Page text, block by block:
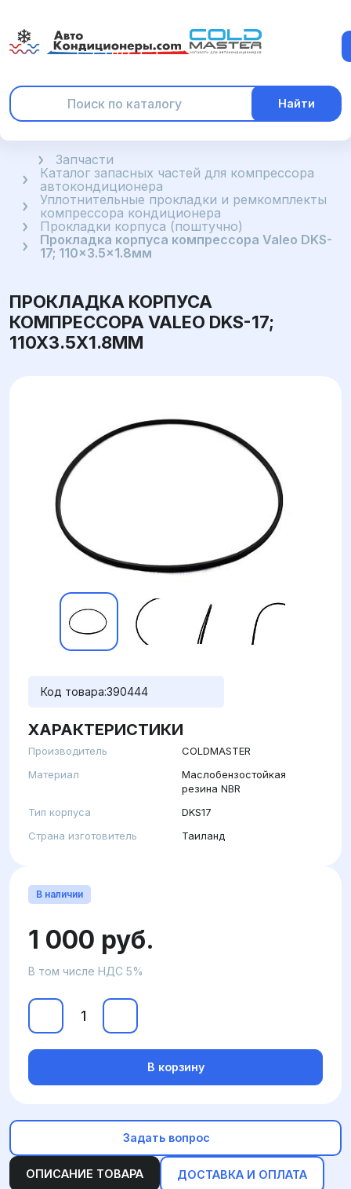
Найти
ГлавнаяЗапчасти
Каталог запасных частей для компрессора
автокондиционера
Уплотнительные прокладки и ремкомплекты
компрессора кондиционера
Прокладки корпуса (поштучно)
Прокладка корпуса компрессора Valeo DKS-
17; 110x3.5x1.8мм
ПРОКЛАДКА КОРПУСА
КОМПРЕССОРА VALEO DKS-17;
110X3.5X1.8ММ
Код товара:390444
ХАРАКТЕРИСТИКИ
Производитель
COLDMASTER
Материал
Маслобензостойкая
резина NBR
Тип корпуса
DKS17
Страна изготовитель
Таиланд
ОПИСАНИЕ ТОВАРА ДОСТАВКА И ОПЛАТА
В наличии
1 000 руб.
В том числе НДС 5%
В корзину
Задать вопрос